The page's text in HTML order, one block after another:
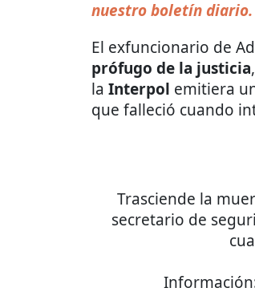
nuestro boletín diario.
El exfuncionario de
prófugo de la justicia
la Interpol emitiera
que falleció cuando
Trasciende la
secretario de